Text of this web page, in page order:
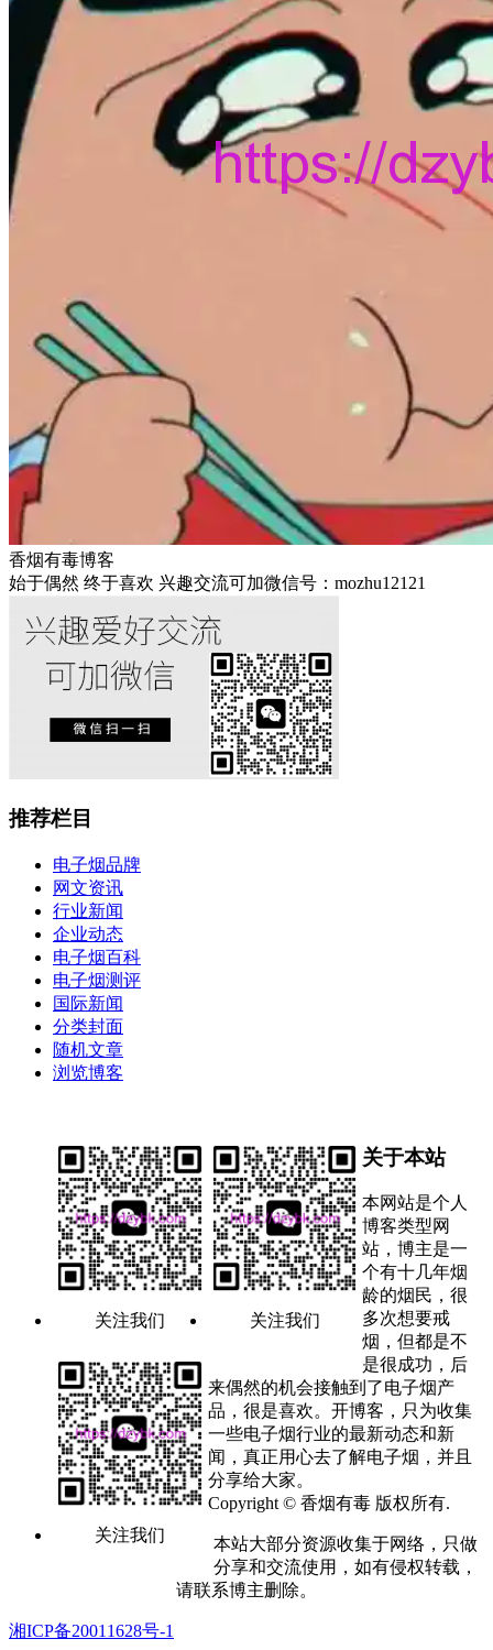
香烟有毒博客
始于偶然 终于喜欢 兴趣交流可加微信号：mozhu12121
推荐栏目
电子烟品牌
网文资讯
行业新闻
企业动态
电子烟百科
电子烟测评
国际新闻
分类封面
随机文章
浏览博客
关注我们 关注我们
关注我们
关于本站
本网站是个人
博客类型网
站，博主是一
个有十几年烟
龄的烟民，很
多次想要戒
烟，但都是不
是很成功，后
来偶然的机会接触到了电子烟产
品，很是喜欢。开博客，只为收集
一些电子烟行业的最新动态和新
闻，真正用心去了解电子烟，并且
分享给大家。
Copyright © 香烟有毒 版权所有.
本站大部分资源收集于网络，只做
分享和交流使用，如有侵权转载，
请联系博主删除。
湘ICP备20011628号-1